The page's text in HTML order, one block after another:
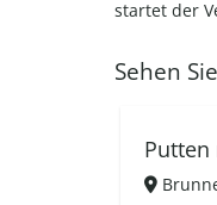
startet der
Sehen